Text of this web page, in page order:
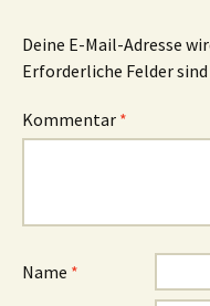
Deine E-Mail-Adresse
Erforderliche Felder
Kommentar *
Name *